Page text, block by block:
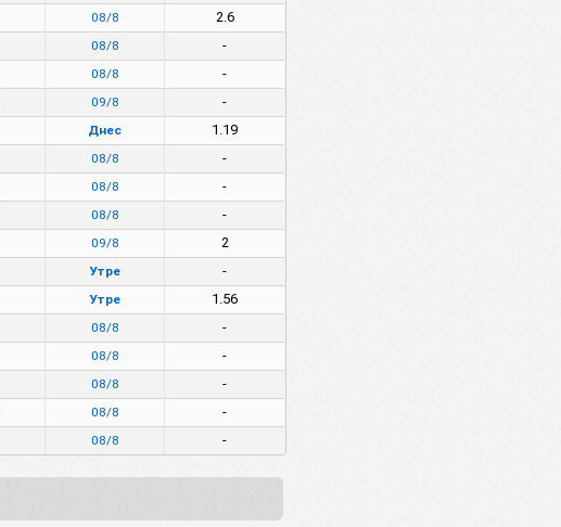
08/8 2.6
08/8 -
08/8 -
09/8 -
Днес 1.19
08/8 -
08/8 -
08/8 -
09/8 2
Утре -
Утре 1.56
08/8 -
08/8 -
08/8 -
08/8 -
08/8 -